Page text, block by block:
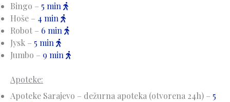
Bingo – 5 min
Hoše – 4 min
Robot – 6 min
Jysk – 5 min
Jumbo – 9 min
Apoteke:
Apoteke Sarajevo – dežurna apoteka (otvorena 24h) – 5